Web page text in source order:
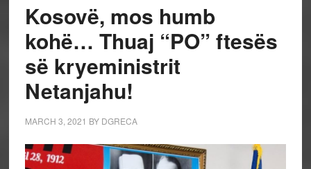
Kosovë, mos humb
kohë… Thuaj “PO” ftesës
së kryeministrit
Netanjahu!
MARCH 3, 2021 BY DGRECA